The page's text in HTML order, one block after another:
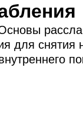
для